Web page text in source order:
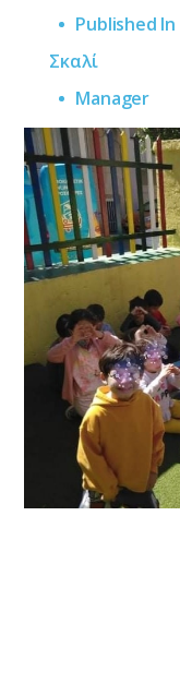
Published In
Σκαλί
Manager